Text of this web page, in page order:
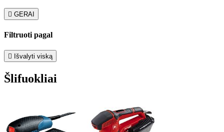
 GERAI
Filtruoti pagal
 Išvalyti viską
Šlifuokliai